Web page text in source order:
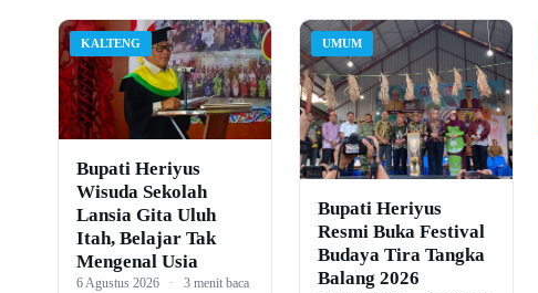
KALTENG
Bupati Heriyus
Wisuda Sekolah
Lansia Gita Uluh
Itah, Belajar Tak
Mengenal Usia
6 Agustus 2026 · 3 menit baca
UMUM
Bupati Heriyus
Resmi Buka Festival
Budaya Tira Tangka
Balang 2026